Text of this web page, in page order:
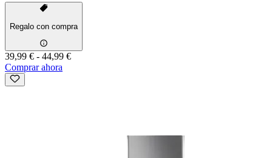
Regalo con compra
39,99 € - 44,99 €
Comprar ahora